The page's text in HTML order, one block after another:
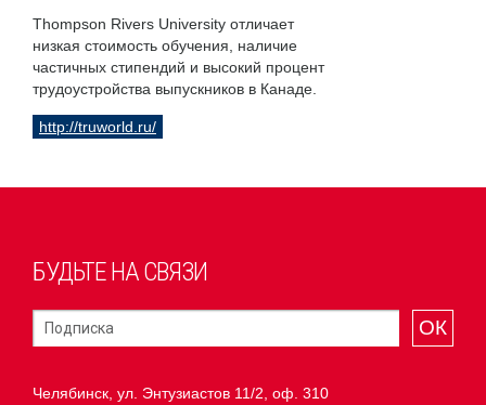
Thompson Rivers University отличает
низкая стоимость обучения, наличие
частичных стипендий и высокий процент
трудоустройства выпускников в Канаде.
http://truworld.ru/
БУДЬТЕ НА СВЯЗИ
ОК
Челябинск, ул. Энтузиастов 11/2, оф. 310